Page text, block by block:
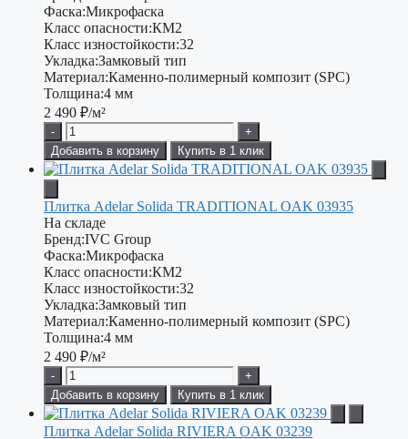
Фаска:Микрофаска
Класс опасности:КМ2
Класс изностойкости:32
Укладка:Замковый тип
Материал:Каменно-полимерный композит (SPC)
Толщина:4 мм
2 490 ₽/м²
-
+
Добавить в корзину
Купить в 1 клик
Плитка Adelar Solida TRADITIONAL OAK 03935
На складе
Бренд:IVC Group
Фаска:Микрофаска
Класс опасности:КМ2
Класс изностойкости:32
Укладка:Замковый тип
Материал:Каменно-полимерный композит (SPC)
Толщина:4 мм
2 490 ₽/м²
-
+
Добавить в корзину
Купить в 1 клик
Плитка Adelar Solida RIVIERA OAK 03239